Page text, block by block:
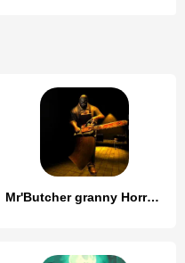
Mr'Butcher granny Horror House